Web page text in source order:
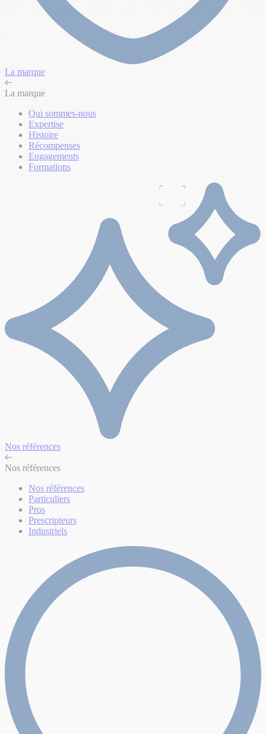
La marque
La marque
Qui sommes-nous
Expertise
Histoire
Récompenses
Engagements
Formations
Nos références
Nos références
Nos références
Particuliers
Pros
Prescripteurs
Industriels